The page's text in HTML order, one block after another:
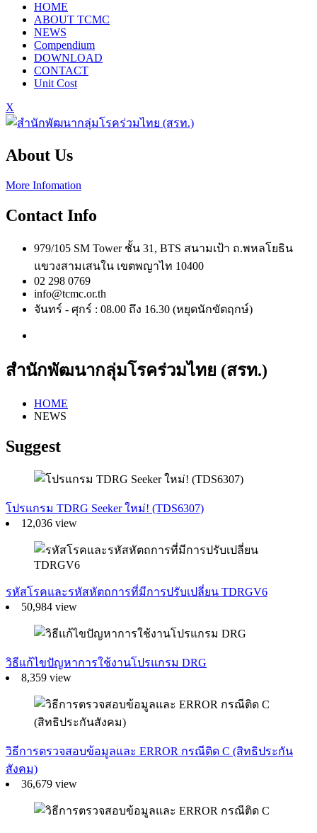
HOME
ABOUT TCMC
NEWS
Compendium
DOWNLOAD
CONTACT
Unit Cost
X
About Us
More Infomation
Contact Info
979/105 SM Tower ชั้น 31, BTS สนามเป้า ถ.พหลโยธิน
แขวงสามเสนใน เขตพญาไท 10400
02 298 0769
info@tcmc.or.th
จันทร์ - ศุกร์ : 08.00 ถึง 16.30 (หยุดนักขัตฤกษ์)
สำนักพัฒนากลุ่มโรคร่วมไทย (สรท.)
HOME
NEWS
Suggest
โปรแกรม TDRG Seeker ใหม่! (TDS6307)
12,036 view
รหัสโรคและรหัสหัตถการที่มีการปรับเปลี่ยน TDRGV6
50,984 view
วิธีแก้ไขปัญหาการใช้งานโปรแกรม DRG
8,359 view
วิธีการตรวจสอบข้อมูลและ ERROR กรณีติด C (สิทธิประกัน
สังคม)
36,679 view